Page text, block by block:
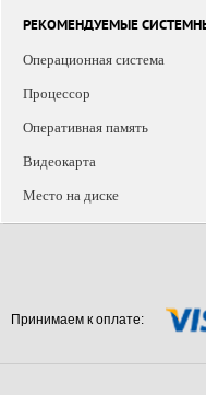
РЕКОМЕНДУЕМЫЕ
Операционная система
Процессор
Оперативная память
Видеокарта
Место на диске
Принимаем к оплате: